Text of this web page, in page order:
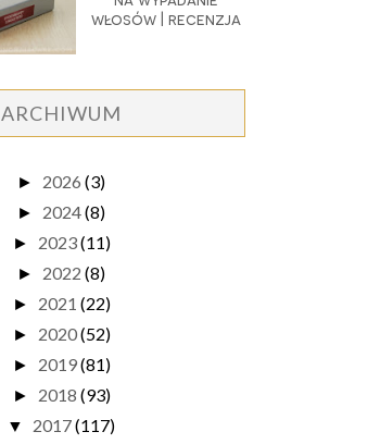
włosów | recenzja
ARCHIWUM
► 2026 (3)
► 2024(8)
► 2023(11)
► 2022 (8)
► 2021 (22)
► 2020(52)
► 2019(81)
► 2018 (93)
▼ 2017(117)